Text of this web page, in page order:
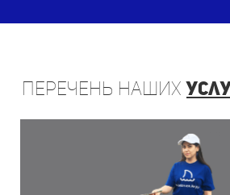
Перечень наших